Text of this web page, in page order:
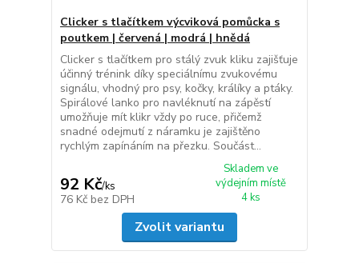
Clicker s tlačítkem výcviková pomůcka s
poutkem | červená | modrá | hnědá
Clicker s tlačítkem pro stálý zvuk kliku zajišťuje
účinný trénink díky speciálnímu zvukovému
signálu, vhodný pro psy, kočky, králíky a ptáky.
Spirálové lanko pro navléknutí na zápěstí
umožňuje mít klikr vždy po ruce, přičemž
snadné odejmutí z náramku je zajištěno
rychlým zapínáním na přezku. Součást...
92 Kč/ks
76 Kč bez DPH
Skladem ve
výdejním místě
4 ks
Zvolit variantu